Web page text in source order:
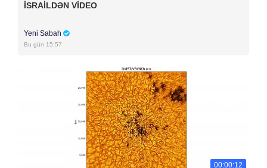
İSRAİLDƏN VİDEO
Yeni Sabah
Bu gün 15:57
00:00:12